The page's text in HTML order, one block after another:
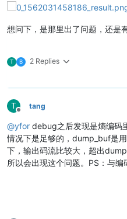
想问下，是那里出了问题，还是
T B 2 Replies
T
Offline
tang
@yfor debug之后发现是熵编码
情况下是足够的，dump_buf是
下，输出码流比较大，超出
所以会出现这个问题。PS：与编